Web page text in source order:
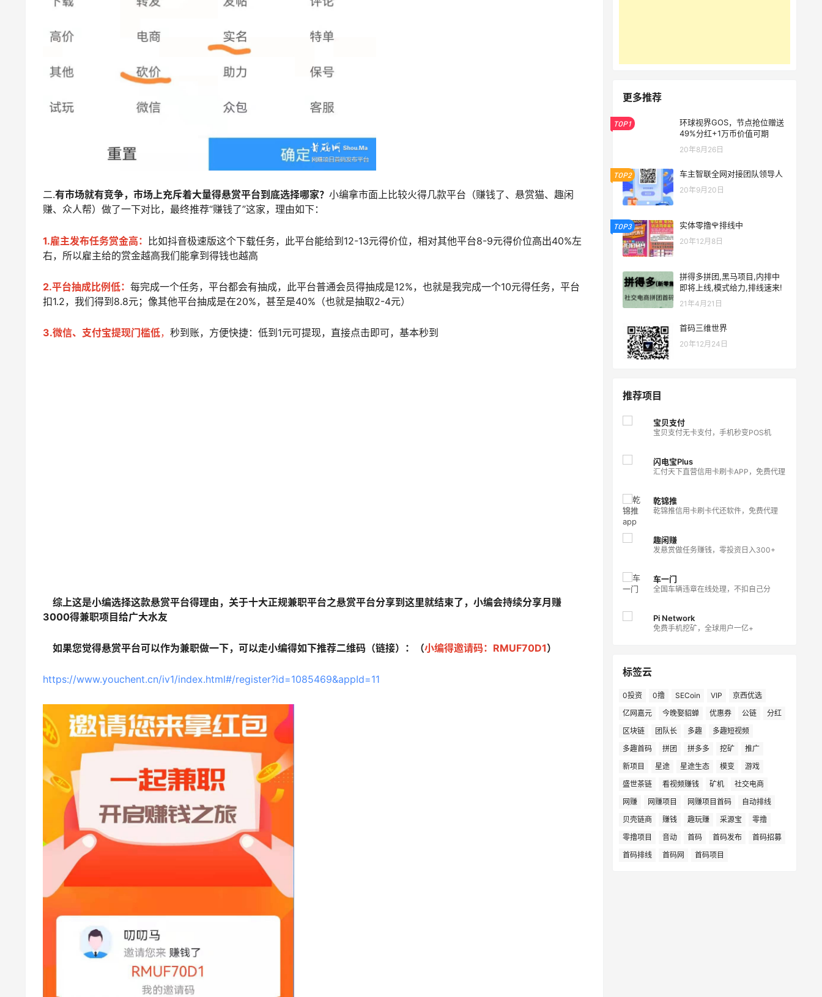
二.有市场就有竞争，市场上充斥着大量得悬赏平台到底选择哪家？ 小编拿市面上比较火得几款平台（赚钱了、悬赏猫、趣闲
赚、众人帮）做了一下对比，最终推荐“赚钱了”这家，理由如下：
1.雇主发布任务赏金高： 比如抖音极速版这个下载任务，此平台能给到12-13元得价位，相对其他平台8-9元得价位高出40%左
右，所以雇主给的赏金越高我们能拿到得钱也越高
2.平台抽成比例低： 每完成一个任务，平台都会有抽成，此平台普通会员得抽成是12%，也就是我完成一个10元得任务，平台
扣1.2，我们得到8.8元；像其他平台抽成是在20%，甚至是40%（也就是抽取2-4元）
3.微信、支付宝提现门槛低， 秒到账，方便快捷：低到1元可提现，直接点击即可，基本秒到
综上这是小编选择这款悬赏平台得理由，关于十大正规兼职平台之悬赏平台分享到这里就结束了，小编会持续分享月赚
3000得兼职项目给广大水友
如果您觉得悬赏平台可以作为兼职做一下，可以走小编得如下推荐二维码（链接）：（小编得邀请码：RMUF70D1）
https://www.youchent.cn/iv1/index.html#/register?id=1085469&appId=11
更多推荐
TOP1
环球视界GOS，节点抢位赠送
49%分红+1万币价值可期
20年8月26日
TOP2 车主智联全网对接团队领导人
20年9月20日
TOP3 实体零撸🌹排线中
20年12月8日
拼得多拼团,黑马项目,内排中
即将上线,模式给力,排线速来!
21年4月21日
首码三维世界
20年12月24日
推荐项目
宝贝支付
宝贝支付无卡支付，手机秒变POS机
闪电宝Plus
汇付天下直营信用卡刷卡APP，免费代理
乾锦推
乾锦推信用卡刷卡代还软件，免费代理
趣闲赚
发悬赏做任务赚钱，零投资日入300+
车一门
全国车辆违章在线处理，不扣自己分
Pi Network
免费手机挖矿，全球用户一亿+
标签云
0投资 0撸 SECoin VIP
京西优选
亿网嘉元
今晚娶貂蝉 优惠券 公链
分红
区块链
团队长 多趣
多趣短视频
多趣首码
拼团 拼多多 挖矿
推广
新项目
星途 星途生态 模变
游戏
盛世茶链
看视频赚钱 矿机
社交电商
网赚
网赚项目 网赚项目首码
自动排线
贝壳链商
赚钱 趣玩赚 采源宝
零撸
零撸项目
音动 首码 首码发布
首码招募
首码排线
首码网 首码项目